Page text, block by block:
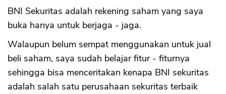
BNI Sekuritas adalah rekening saham yang saya
buka hanya untuk berjaga - jaga.
Walaupun belum sempat menggunakan untuk jual
beli saham, saya sudah belajar fitur - fiturnya
sehingga bisa menceritakan kenapa BNI sekuritas
adalah salah satu perusahaan sekuritas terbaik